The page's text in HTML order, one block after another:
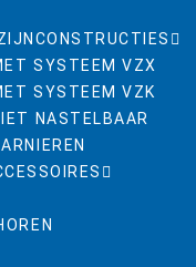
SYSTEEM VZX
SYSTEEM VZK
NASTELBAAR